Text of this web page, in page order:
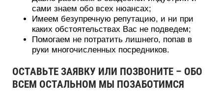
сами знаем обо всех нюансах;
Имеем безупречную репутацию, и ни при
каких обстоятельствах Вас не подведем;
Помогаем не потратить лишнего, попав в
руки многочисленных посредников.
ОСТАВЬТЕ ЗАЯВКУ ИЛИ ПОЗВОНИТЕ – ОБО
ВСЕМ ОСТАЛЬНОМ МЫ ПОЗАБОТИМСЯ